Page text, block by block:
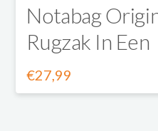
Notabag
Rugzak In Een
€27,99
Dit